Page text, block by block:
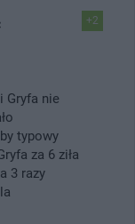
+2
Gryfa nie
typowy
za 6 ziła
3 razy